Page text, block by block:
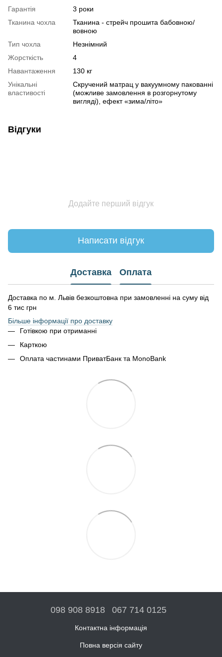
Гарантія
3 роки
Тканина чохла
Тканина - стрейч прошита бабовною/
вовною
Тип чохла
Незнімний
Жорсткість
4
Навантаження
130 кг
Унікальні
властивості
Скручений матрац у вакуумному пакованні
(можливе замовлення в розгорнутому
вигляді), ефект «зима/літо»
Відгуки
Додайте перший відгук
Написати відгук
Доставка Оплата
Доставка по м. Львів безкоштовна при замовленні на суму від
6 тис грн
Більше інформації про доставку
Готівкою при отриманні
Карткою
Оплата частинами ПриватБанк та MonoBank
098 908 8918 067 714 0125
Контактна інформація
Повна версія сайту